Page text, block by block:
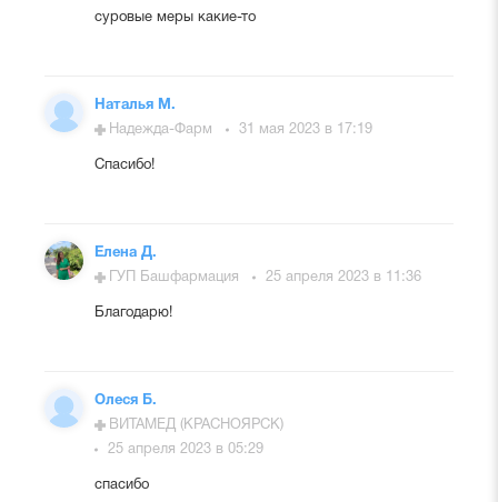
суровые меры какие-то
Наталья М.
Надежда-Фарм
31 мая 2023 в 17:19
Спасибо!
Елена Д.
ГУП Башфармация
25 апреля 2023 в 11:36
Благодарю!
Олеся Б.
ВИТАМЕД (КРАСНОЯРСК)
25 апреля 2023 в 05:29
спасибо